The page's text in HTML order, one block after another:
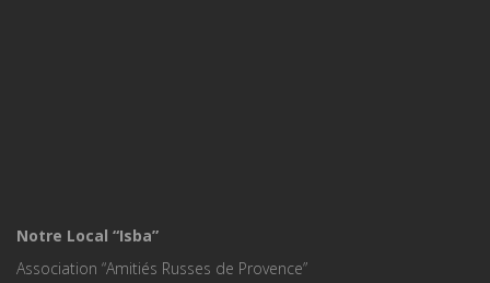
Notre Local “Isba”
Association “Amitiés Russes de Provence”